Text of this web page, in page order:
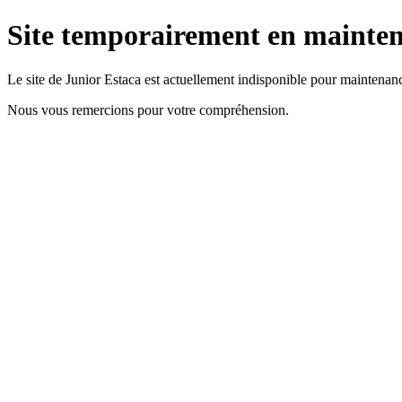
Site temporairement en
Le site de Junior Estaca est actuellement indisponible pour
Nous vous remercions pour votre compréhension.